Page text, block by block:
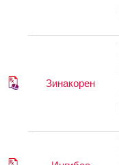
Зинакорен